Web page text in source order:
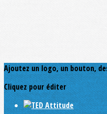
Ajoutez un logo, un bouton,
Cliquez pour éditer